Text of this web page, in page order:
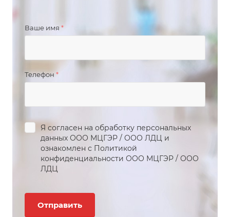
Ваше имя *
Телефон*
Я согласен на обработку персональных
данных ООО МЦГЭР / ООО ЛДЦ и
ознакомлен с Политикой
конфиденциальности ООО МЦГЭР / ООО
ЛДЦ